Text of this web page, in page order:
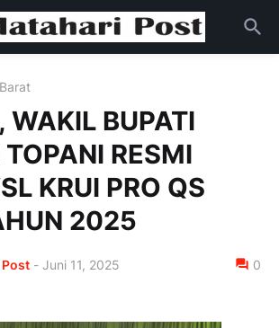
WAKIL BUPATI
RESMI
KRUI PRO QS
2025
- Juni 11, 2025 0